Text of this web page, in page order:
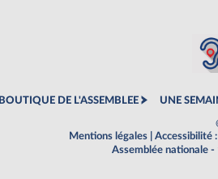
BOUTIQUE DE L'ASSEMBLEE UNE
Mentions légales
Accessibilité
Assemblée nationale